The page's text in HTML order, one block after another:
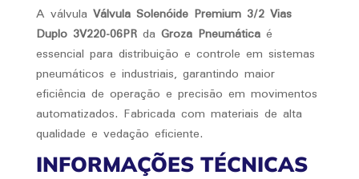
A válvula Válvula Solenóide Premium 3/2 Vias
Duplo 3V220-06PRda Groza Pneumáticaé
essencial para distribuição e controle em sistemas
pneumáticos e industriais, garantindo maior
eficiência de operação e precisão em movimentos
automatizados. Fabricada com materiais de alta
qualidade e vedação eficiente.
INFORMAÇÕES TÉCNICAS